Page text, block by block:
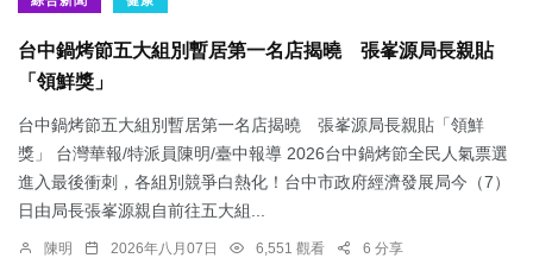
台中鍋烤節五大組別暫居第一名店揭曉 張峯源局長親貼
「領鮮獎」
台中鍋烤節五大組別暫居第一名店揭曉 張峯源局長親貼「領鮮
獎」 台灣華報/特派員陳明/臺中報導 2026台中鍋烤節全民人氣票選
進入最後衝刺，各組別競爭白熱化！台中市政府經濟發展局今（7）
日由局長張峯源親自前往五大組...
陳明 2026年八月07日 6,551 觀看 6 分享